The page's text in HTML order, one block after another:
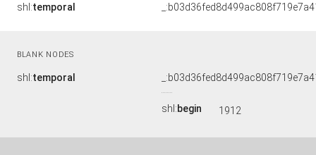
shl:temporal
BLANK NODES
shl:temporal
shl:begin 1912